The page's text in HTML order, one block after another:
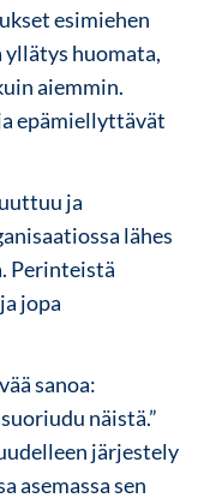
esimiehen
yllätys huomata,
aiemmin.
epämiellyttävät
ja
lähes
Perinteistä
jopa
sanoa:
näistä.”
järjestely
asemassa sen